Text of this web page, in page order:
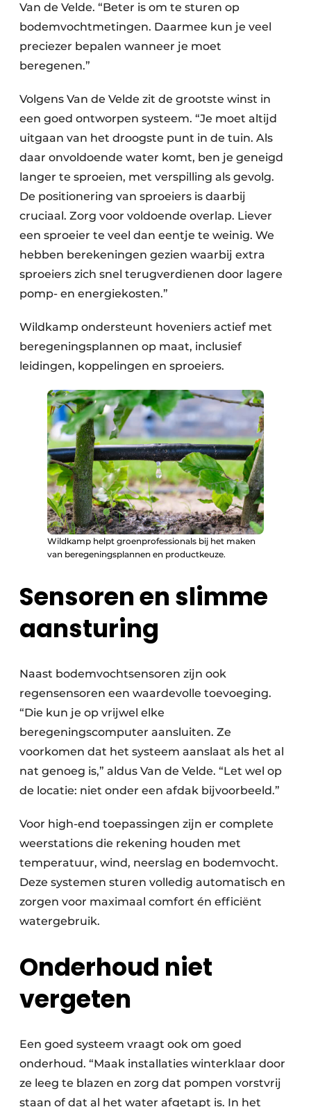
Van de Velde. “Beter is om te sturen op
bodemvochtmetingen. Daarmee kun je veel
preciezer bepalen wanneer je moet
beregenen.”
Volgens Van de Velde zit de grootste winst in
een goed ontworpen systeem. “Je moet altijd
uitgaan van het droogste punt in de tuin. Als
daar onvoldoende water komt, ben je geneigd
langer te sproeien, met verspilling als gevolg.
De positionering van sproeiers is daarbij
cruciaal. Zorg voor voldoende overlap. Liever
een sproeier te veel dan eentje te weinig. We
hebben berekeningen gezien waarbij extra
sproeiers zich snel terugverdienen door lagere
pomp- en energiekosten.”
Wildkamp ondersteunt hoveniers actief met
beregeningsplannen op maat, inclusief
leidingen, koppelingen en sproeiers.
Wildkamp helpt groenprofessionals bij het maken
van beregeningsplannen en productkeuze.
Sensoren en slimme
aansturing
Naast bodemvochtsensoren zijn ook
regensensoren een waardevolle toevoeging.
“Die kun je op vrijwel elke
beregeningscomputer aansluiten. Ze
voorkomen dat het systeem aanslaat als het al
nat genoeg is,” aldus Van de Velde. “Let wel op
de locatie: niet onder een afdak bijvoorbeeld.”
Voor high-end toepassingen zijn er complete
weerstations die rekening houden met
temperatuur, wind, neerslag en bodemvocht.
Deze systemen sturen volledig automatisch en
zorgen voor maximaal comfort én efficiënt
watergebruik.
Onderhoud niet
vergeten
Een goed systeem vraagt ook om goed
onderhoud. “Maak installaties winterklaar door
ze leeg te blazen en zorg dat pompen vorstvrij
staan of dat al het water afgetapt is. In het